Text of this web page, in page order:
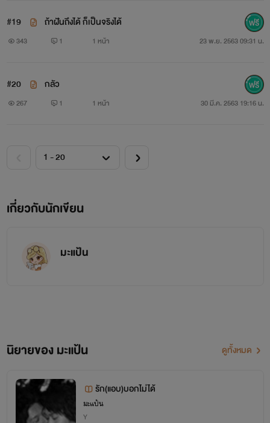
#19 ถ้าฝันถึงได้ ก็เป็นจริงได้
343 1 1 หน้า 23 พ.ย. 2563 09:31 น.
#20 กลัว
267 1 1 หน้า 30 มี.ค. 2563 19:16 น.
เกี่ยวกับนักเขียน
มะแป้น
นิยายของ มะแป้น ดูทั้งหมด
รัก(แอบ)บอกไม่ได้
มะแป้น
Y